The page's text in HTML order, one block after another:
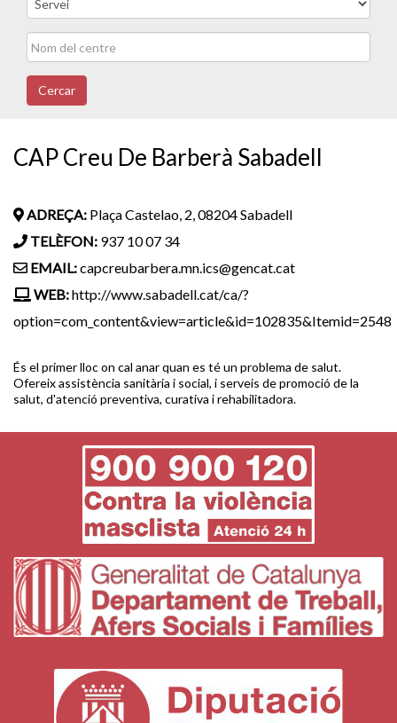
Cercar
CAP Creu De Barberà Sabadell
ADREÇA: Plaça Castelao, 2, 08204 Sabadell
TELÈFON: 937 10 07 34
EMAIL:capcreubarbera.mn.ics@gencat.cat
WEB:http://www.sabadell.cat/ca/?
option=com_content&view=article&id=102835&Itemid=2548
És el primer lloc on cal anar quan es té un problema de salut.
Ofereix assistència sanitària i social, i serveis de promoció de la
salut, d'atenció preventiva, curativa i rehabilitadora.